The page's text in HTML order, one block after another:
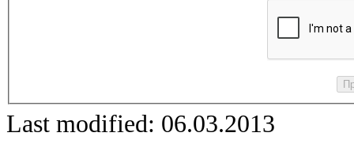
Last modified: 06.03.2013